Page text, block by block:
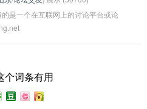
是一个在互联网上的讨论平台或论
个网站或社交媒体上的一个话题或
路线编号，也可能是一个地区或城
。通过17路论坛，用户可以找到关
个词条有用